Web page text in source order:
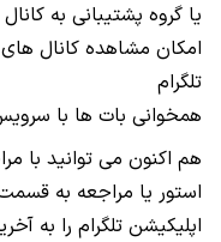
یا گروه پشتیبانی به
امکان مشاهده کانال
تلگرام
همخوانی بات ها با
اپلیکیشن تلگرام را به